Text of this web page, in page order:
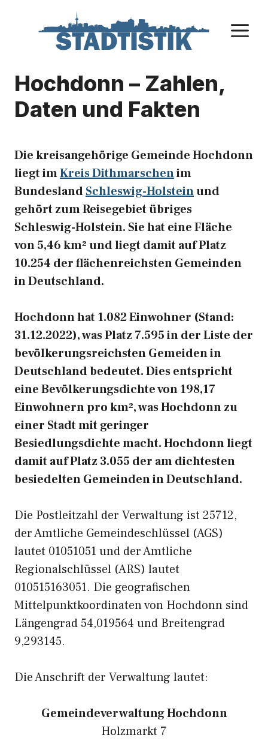
Hochdonn – Zahlen,
Daten und Fakten
Die kreisangehörige Gemeinde Hochdonn
liegt imKreis Dithmarschenim
BundeslandSchleswig-Holsteinund
gehört zum Reisegebiet übriges
Schleswig-Holstein. Sie hat eine Fläche
von 5,46 km² und liegt damit auf Platz
10.254 der flächenreichsten Gemeinden
in Deutschland.
Hochdonn hat 1.082 Einwohner (Stand:
31.12.2022), was Platz 7.595 in der Liste der
bevölkerungsreichsten Gemeiden in
Deutschland bedeutet. Dies entspricht
eine Bevölkerungsdichte von 198,17
Einwohnern pro km², was Hochdonn zu
einer Stadt mit geringer
Besiedlungsdichte macht. Hochdonn liegt
damit auf Platz 3.055 der am dichtesten
besiedelten Gemeinden in Deutschland.
Die Postleitzahl der Verwaltung ist 25712,
der Amtliche Gemeindeschlüssel (AGS)
lautet 01051051 und der Amtliche
Regionalschlüssel (ARS) lautet
010515163051. Die geografischen
Mittelpunktkoordinaten von Hochdonn sind
Längengrad 54,019564 und Breitengrad
9,293145.
Die Anschrift der Verwaltung lautet:
Gemeindeverwaltung Hochdonn
Holzmarkt 7